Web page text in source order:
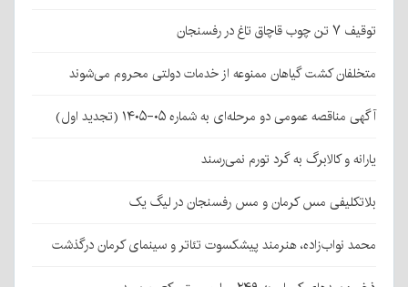
توقیف ۷ تن چوب قاچاق تاغ در رفسنجان
متخلفان کشت گیاهان ممنوعه از خدمات دولتی محروم می‌شوند
آگهی مناقصه عمومی دو مرحله‌ای به شماره ۰۵-۱۴۰۵ (تجدید اول)
یارانه و کالابرگ به گرد تورم نمی‌رسند
بلاتکلیفی مس کرمان و مس رفسنجان در لیگ یک
محمد نواب‌زاده، هنرمند پیشکسوت تئاتر و سینمای کرمان درگذشت